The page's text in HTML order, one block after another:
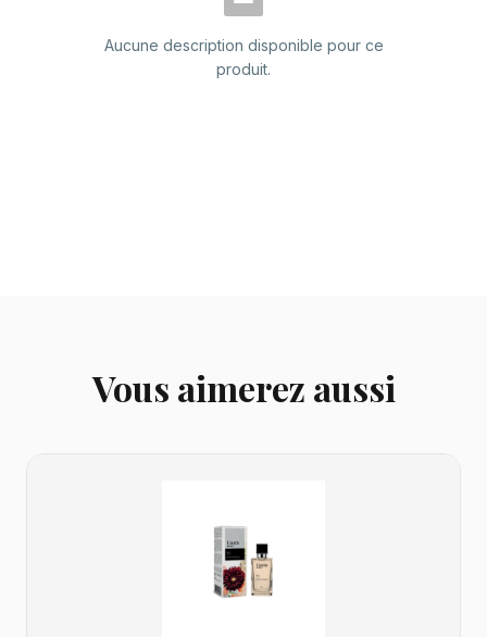
Aucune description disponible pour ce
produit.
Vous aimerez aussi